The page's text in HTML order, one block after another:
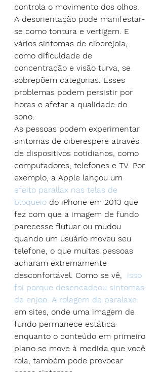
controla o movimento dos olhos.
A desorientação pode manifestar-
se como tontura e vertigem. E
vários sintomas de ciberejoia,
como dificuldade de
concentração e visão turva, se
sobrepõem categorias. Esses
problemas podem persistir por
horas e afetar a qualidade do
sono.
As pessoas podem experimentar
sintomas de ciberespere através
de dispositivos cotidianos, como
computadores, telefones e TV. Por
exemplo, a Apple lançou um
efeito parallax nas telas de
bloqueio do iPhone em 2013 que
fez com que a imagem de fundo
parecesse flutuar ou mudou
quando um usuário moveu seu
telefone, o que muitas pessoas
acharam extremamente
desconfortável. Como se vê, isso
foi porque desencadeou sintomas
de enjoo. A rolagem de paralaxe
em sites, onde uma imagem de
fundo permanece estática
enquanto o conteúdo em primeiro
plano se move à medida que você
rola, também pode provocar